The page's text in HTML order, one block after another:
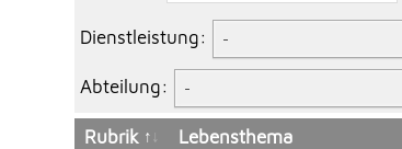
Dienstleistung: -
Abteilung: -
Rubrik Lebensthema